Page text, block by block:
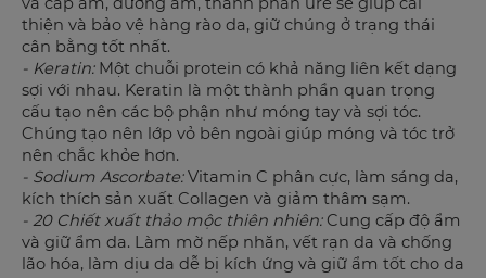
thiện và bảo vệ hàng rào da, giữ chúng ở trạng thái
cân bằng tốt nhất.
- Keratin:Một chuỗi protein có khả năng liên kết dạng
sợi với nhau. Keratin là một thành phần quan trọng
cấu tạo nên các bộ phận như móng tay và sợi tóc.
Chúng tạo nên lớp vỏ bên ngoài giúp móng và tóc trở
nên chắc khỏe hơn.
- Sodium Ascorbate:Vitamin C phân cực, làm sáng da,
kích thích sản xuất Collagen và giảm thâm sạm.
- 20 Chiết xuất thảo mộc thiên nhiên:Cung cấp độ ẩm
và giữ ẩm da. Làm mờ nếp nhăn, vết rạn da và chống
lão hóa, làm dịu da dễ bị kích ứng và giữ ẩm tốt cho da